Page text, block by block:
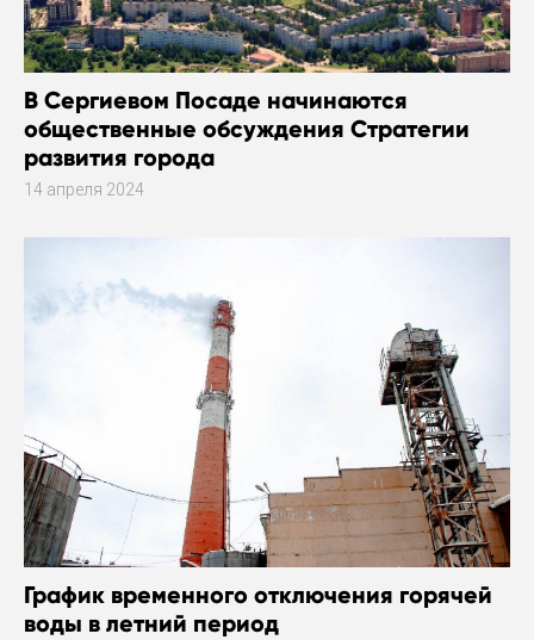
В Сергиевом Посаде начинаются
общественные обсуждения Стратегии
развития города
14 апреля 2024
График временного отключения горячей
воды в летний период